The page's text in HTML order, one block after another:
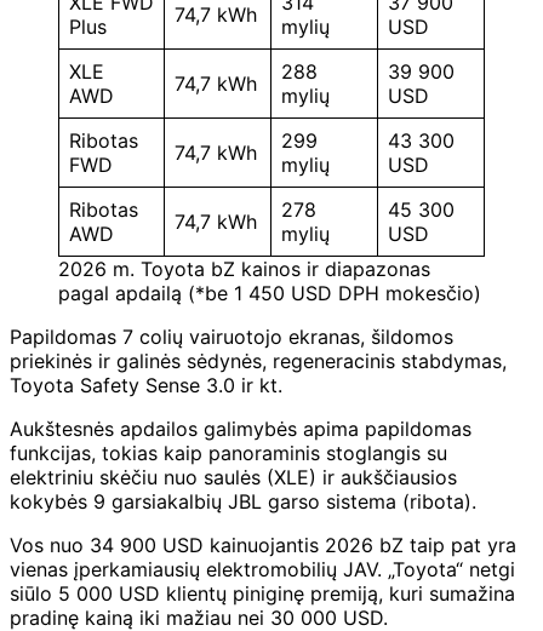
Plus
74,7 kWh
mylių
USD
XLE
AWD
74,7 kWh
288
mylių
39 900
USD
Ribotas
FWD
74,7 kWh
299
mylių
43 300
USD
Ribotas
AWD
74,7 kWh
278
mylių
45 300
USD
2026 m. Toyota bZ kainos ir diapazonas
pagal apdailą (*be 1 450 USD DPH mokesčio)
Papildomas 7 colių vairuotojo ekranas, šildomos
priekinės ir galinės sėdynės, regeneracinis stabdymas,
Toyota Safety Sense 3.0 ir kt.
Aukštesnės apdailos galimybės apima papildomas
funkcijas, tokias kaip panoraminis stoglangis su
elektriniu skėčiu nuo saulės (XLE) ir aukščiausios
kokybės 9 garsiakalbių JBL garso sistema (ribota).
Vos nuo 34 900 USD kainuojantis 2026 bZ taip pat yra
vienas įperkamiausių elektromobilių JAV. „Toyota“ netgi
siūlo 5 000 USD klientų piniginę premiją, kuri sumažina
pradinę kainą iki mažiau nei 30 000 USD.